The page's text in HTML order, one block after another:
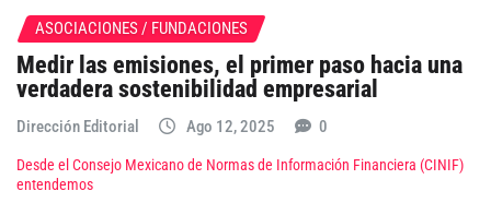
ASOCIACIONES / FUNDACIONES
Medir las emisiones, el primer paso hacia una
verdadera sostenibilidad empresarial
Dirección Editorial Ago 12, 2025 0
Desde el Consejo Mexicano de Normas de Información Financiera (CINIF)
entendemos